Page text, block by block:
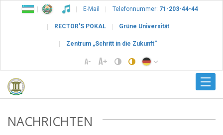
E-Mail Telefonnummer: 71-203-44-44
RECTOR’S POKAL Grüne Universität
Zentrum „Schritt in die Zukunft“
NACHRICHTEN